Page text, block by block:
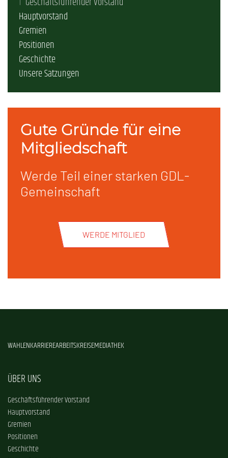
Hauptvorstand
Gremien
Positionen
Geschichte
Unsere Satzungen
Gute Gründe für eine
Mitgliedschaft
Werde Teil einer starken GDL-
Gemeinschaft
WERDE MITGLIED
WAHLENKARRIEREARBEITSKREISEMEDIATHEK
ÜBER UNS
Geschäftsführender Vorstand
Hauptvorstand
Gremien
Positionen
Geschichte